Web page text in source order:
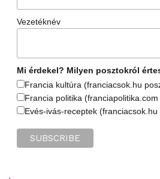
Vezetéknév
Mi érdekel? Milyen posztokról
Francia kultúra (franciacsok.hu
Francia politika (franciapolitika.com
Evés-ivás-receptek (franciacsok.hu